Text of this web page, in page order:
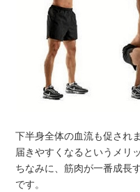
下半身全体の血流も促され
届きやすくなるというメリ
ちなみに、筋肉が一番成長
です。